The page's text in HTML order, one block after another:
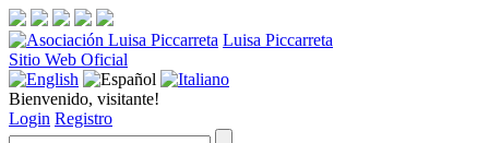
Luisa Piccarreta
Sitio Web Oficial
Bienvenido, visitante!
Login Registro